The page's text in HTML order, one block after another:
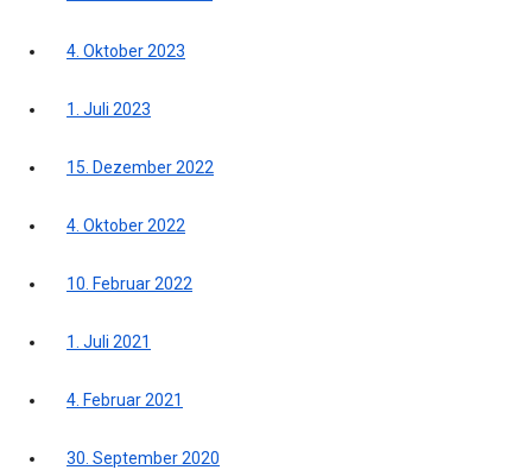
4. Oktober 2023
1. Juli 2023
15. Dezember 2022
4. Oktober 2022
10. Februar 2022
1. Juli 2021
4. Februar 2021
30. September 2020